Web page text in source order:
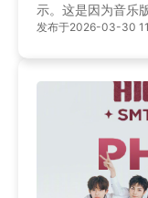
示。这是因为音乐
订的授权协议通常
户的IP地址识别
发布于2026-03-30